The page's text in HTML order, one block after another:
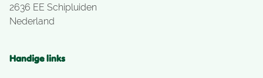
2636 EE Schipluiden
Nederland
Handige links